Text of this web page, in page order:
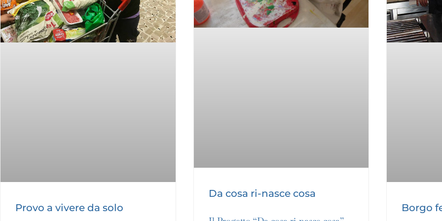
Provo a vivere da solo
Da cosa ri-nasce cosa
Borgo